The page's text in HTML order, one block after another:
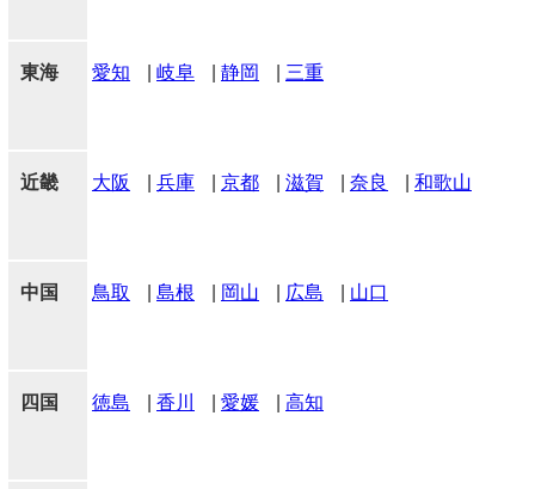
東海 愛知 岐阜 静岡 三重
近畿 大阪 兵庫 京都 滋賀 奈良 和歌山
中国 鳥取 島根 岡山 広島 山口
四国 徳島 香川 愛媛 高知